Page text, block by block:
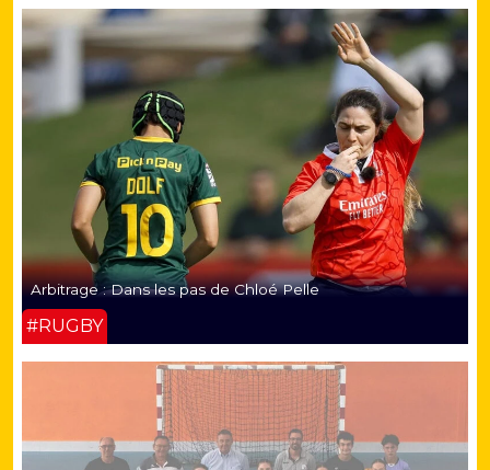
Arbitrage : Dans les pas de Chloé Pelle
#RUGBY